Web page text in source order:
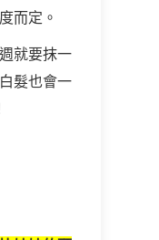
而定。
就要抹一
髮也會一